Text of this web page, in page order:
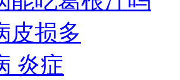
皮损多
炎症